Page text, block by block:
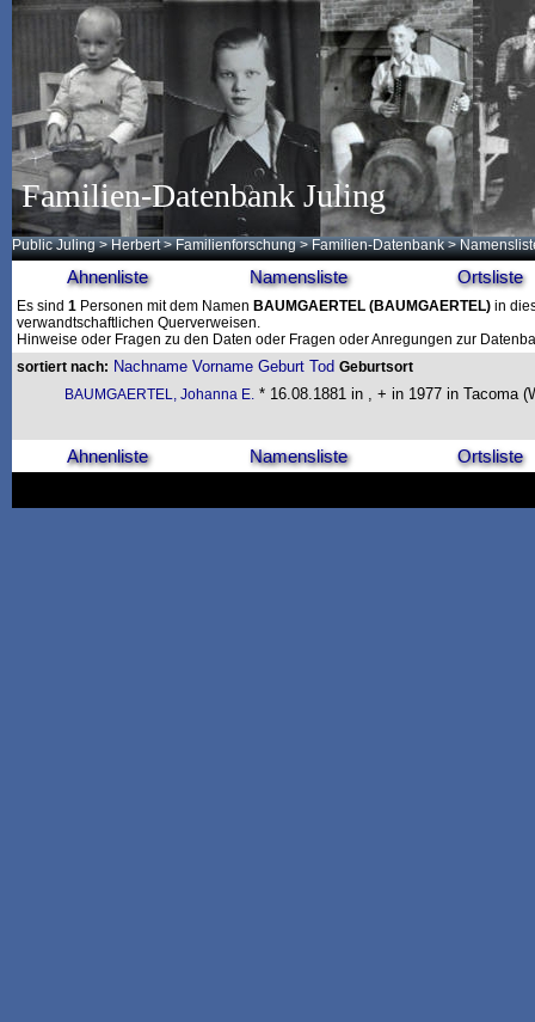
Familien-Datenbank Juling
Public Juling >Herbert >Familienforschung >Familien-Datenbank >
Ahnenliste Namensliste Ortsliste
Es sind 1 Personen mit dem Namen BAUMGAERTEL (BAUMGAERTEL) in
verwandtschaftlichen Querverweisen.
Hinweise oder Fragen zu den Daten oder Fragen oder Anregungen zur
sortiert nach: Nachname Vorname Geburt Tod Geburtsort
BAUMGAERTEL, Johanna E. * 16.08.1881 in , + in 1977 in Tacoma
Ahnenliste Namensliste Ortsliste